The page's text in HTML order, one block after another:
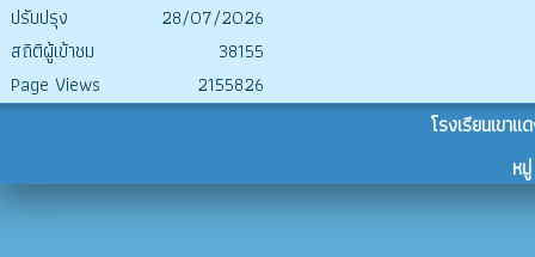
ปรับปรุง
28/07/2026
สถิติผู้เข้าชม
38155
Page Views
2155826
โรงเรียนเขา
ห